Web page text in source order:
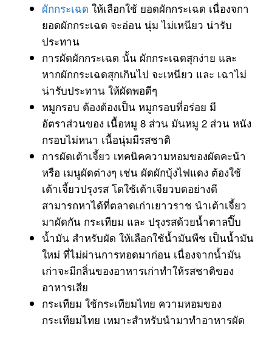
ผักกระเฉด ให้เลือกใช้ ยอดผักกระเฉด เนื่องจกา
ยอดผักกระเฉด จะอ่อน นุ่ม ไม่เหนียว น่ารับ
ประทาน
การผัดผักกระเฉด นั้น ผักกระเฉดสุกง่าย และ
หากผักกระเฉดสุกเกินไป จะเหนียว และ เฉาไม่
น่ารับประทาน ให้ผัดพอดีๆ
หมูกรอบ ต้องต้องเป็น หมูกรอบที่อร่อย มี
อัตราส่วนของ เนื้อหมู 8 ส่วน มันหมู 2 ส่วน หนัง
กรอบไม่หนา เนื้อนุ่มมีรสชาติ
การผัดเต้าเจี้ยว เทคนิคความหอมของผัดคะน้า
หรือ เมนูผัดต่างๆ เช่น ผัดผักบุ้งไฟแดง ต้องใช้
เต้าเจี้ยวปรุงรส โดใช้เต้าเจียวบดอย่างดี
สามารถหาได้ที่ตลาดเก่าเยาวราช นำเต้าเจี้ยว
มาผัดกัน กระเทียม และ ปรุงรสด้วยน้ำตาลปี๊บ
น้ำมัน สำหรับผัด ให้เลือกใช้น้ำมันพืช เป็นน้ำมัน
ใหม่ ที่ไม่ผ่านการทอดมาก่อน เนื่องจากน้ำมัน
เก่าจะมีกลิ่นของอาหารเก่าทำให้รสชาติของ
อาหารเสีย
กระเทียม ใช้กระเทียมไทย ความหอมของ
กระเทียมไทย เหมาะสำหรับนำมาทำอาหารผัด